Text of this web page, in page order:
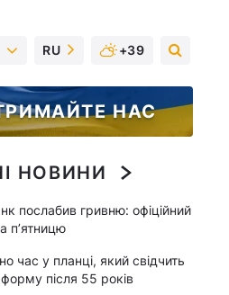
RU +39
НАС
НОВИНИ
послабив гривню: офіційний
п’ятницю
час у планці, який свідчить
після 55 років